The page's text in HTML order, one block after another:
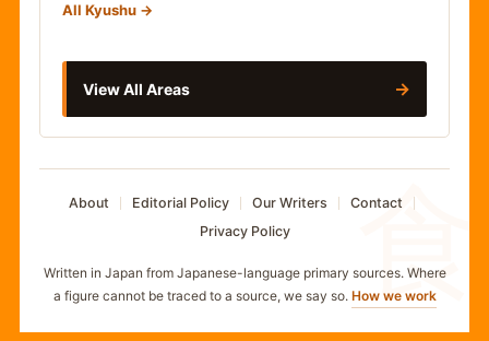
食
All Kyushu
View All Areas →
About Editorial Policy Our Writers
Contact
Privacy Policy
Written in Japan from Japanese-language primary sources. Where
a figure cannot be traced to a source, we say so. How we work